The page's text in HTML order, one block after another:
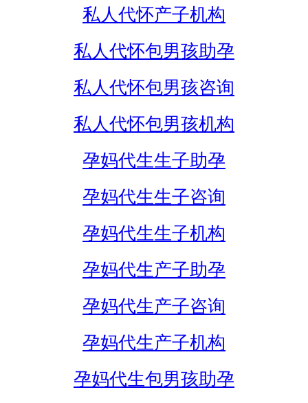
私人代怀产子机构
私人代怀包男孩助孕
私人代怀包男孩咨询
私人代怀包男孩机构
孕妈代生生子助孕
孕妈代生生子咨询
孕妈代生生子机构
孕妈代生产子助孕
孕妈代生产子咨询
孕妈代生产子机构
孕妈代生包男孩助孕